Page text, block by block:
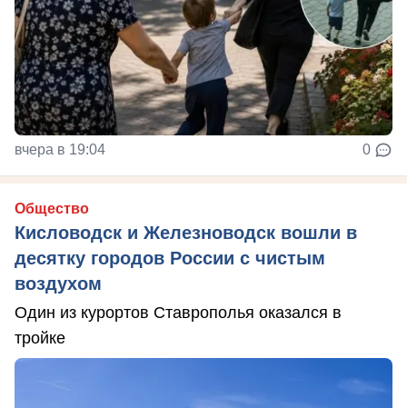
вчера в 19:04 0
Общество
Кисловодск и Железноводск вошли в
десятку городов России с чистым
воздухом
Один из курортов Ставрополья оказался в
тройке